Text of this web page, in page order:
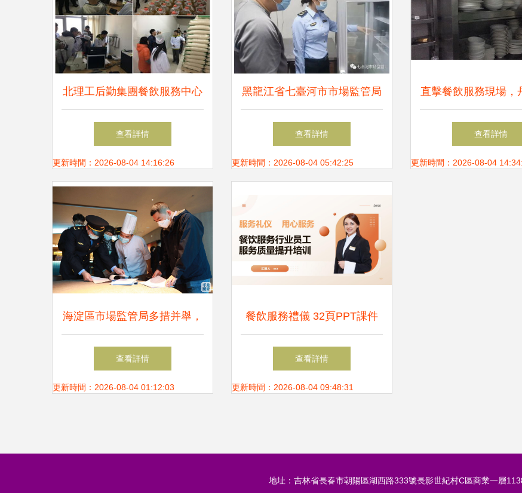
北理工后勤集團餐飲服務中心
圓滿完成第五屆食堂開放日暨
年度伙委會活動
查看詳情
更新時間：2026-08-04 14:16:26
黑龍江省七臺河市市場監管局
開發區分局 筑牢校園食品安
全防線，守護師生“舌尖上的
查看詳情
更新時間：2026-08-04 05:42:25
直擊餐飲服務現場，
食品經營單位被集
查看詳情
更新時間：2026-08-04
海淀區市場監管局多措并舉，
強化美食城與網絡餐飲服務監
管
查看詳情
更新時間：2026-08-04 01:12:03
餐飲服務禮儀 32頁PPT課件
助力服務質量提升
查看詳情
更新時間：2026-08-04 09:48:31
地址：吉林省長春市朝陽區湖西路333號長影世紀村C區商業一層